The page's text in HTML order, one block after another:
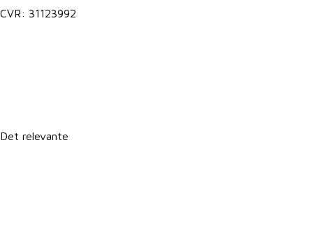
CVR: 31123992
Det relevante